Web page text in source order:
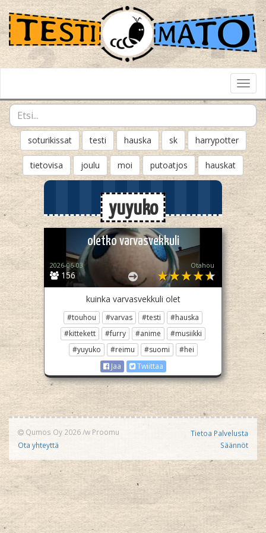
soturikissat testi hauska sk harrypotter
tietovisa joulu moi putoatjos hauskat
yuyuko
oletko varvasvekkuli
156
2026-06-03 Otahou
kuinka varvasvekkuli olet
#touhou #varvas #testi
#hauska
#kittekett
#furry #anime
#musiikki
#yuyuko
#reimu #suomi
#hei
Jaa
Twiittaa
Qumos Oy 2026/w Proomu
Ota yhteyttä
Tietoa Palvelusta
Säännöt